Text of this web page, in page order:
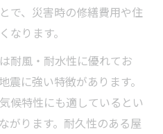
で、災害時の修繕費用や住
なります。
耐風・耐水性に優れてお
震に強い特徴があります。
候特性にも適しているとい
がります。耐久性のある屋